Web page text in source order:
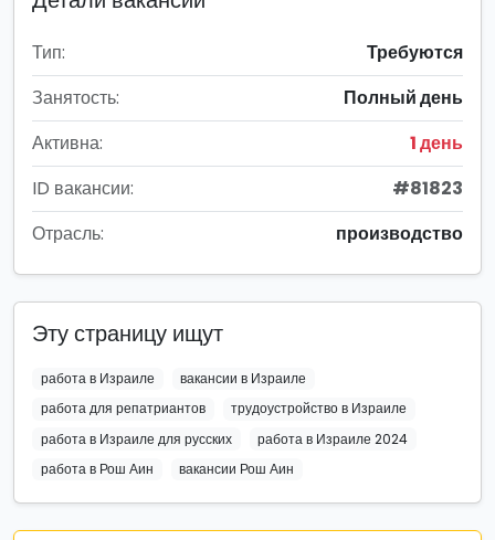
Тип:
Требуются
Занятость:
Полный день
Активна:
1 день
ID вакансии:
#81823
Отрасль:
производство
Эту страницу ищут
работа в Израиле
вакансии в Израиле
работа для репатриантов
трудоустройство в Израиле
работа в Израиле для русских
работа в Израиле 2024
работа в Рош Аин
вакансии Рош Аин